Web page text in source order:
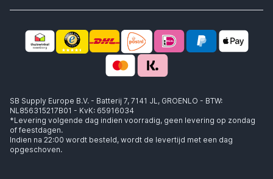
SB Supply Europe B.V. - Batterij 7, 7141 JL, GROENLO - BTW:
NL856315217B01 - KvK: 65916034
*Levering volgende dag indien voorradig, geen levering op zondag
of feestdagen.
Indien na 22:00 wordt besteld, wordt de levertijd met een dag
opgeschoven.